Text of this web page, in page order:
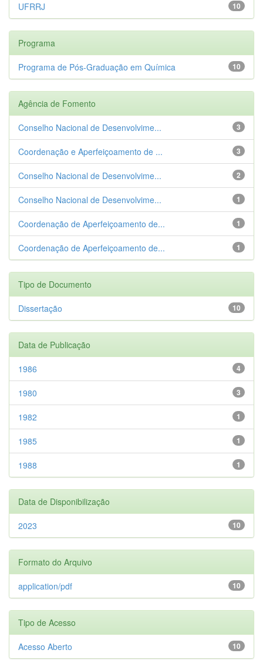
10
UFRRJ
Programa
10
Programa de Pós-Graduação em Química
Agência de Fomento
3
Conselho Nacional de Desenvolvime...
3
Coordenação e Aperfeiçoamento de ...
2
Conselho Nacional de Desenvolvime...
1
Conselho Nacional de Desenvolvime...
1
Coordenação de Aperfeiçoamento de...
1
Coordenação de Aperfeiçoamento de...
Tipo de Documento
10
Dissertação
Data de Publicação
4
1986
3
1980
1
1982
1
1985
1
1988
Data de Disponibilização
10
2023
Formato do Arquivo
10
application/pdf
Tipo de Acesso
10
Acesso Aberto